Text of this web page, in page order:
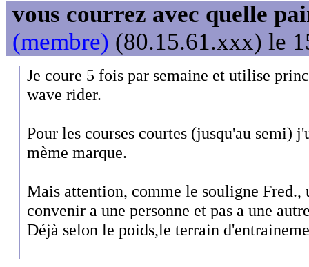
vous courrez avec quelle
(membre) (80.15.61.xxx) le
Je coure 5 fois par semaine et utilise
wave rider.
Pour les courses courtes (jusqu'au semi)
mème marque.
Mais attention, comme le souligne Fred.,
convenir a une personne et pas a une
Déjà selon le poids,le terrain